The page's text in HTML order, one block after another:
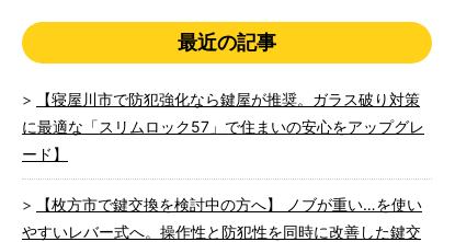
最近の記事
【寝屋川市で防犯強化なら鍵屋が推奨。ガラス破り対策
に最適な「スリムロック57」で住まいの安心をアップグレ
ード】
【枚方市で鍵交換を検討中の方へ】 ノブが重い…を使い
やすいレバー式へ。操作性と防犯性を同時に改善した鍵交